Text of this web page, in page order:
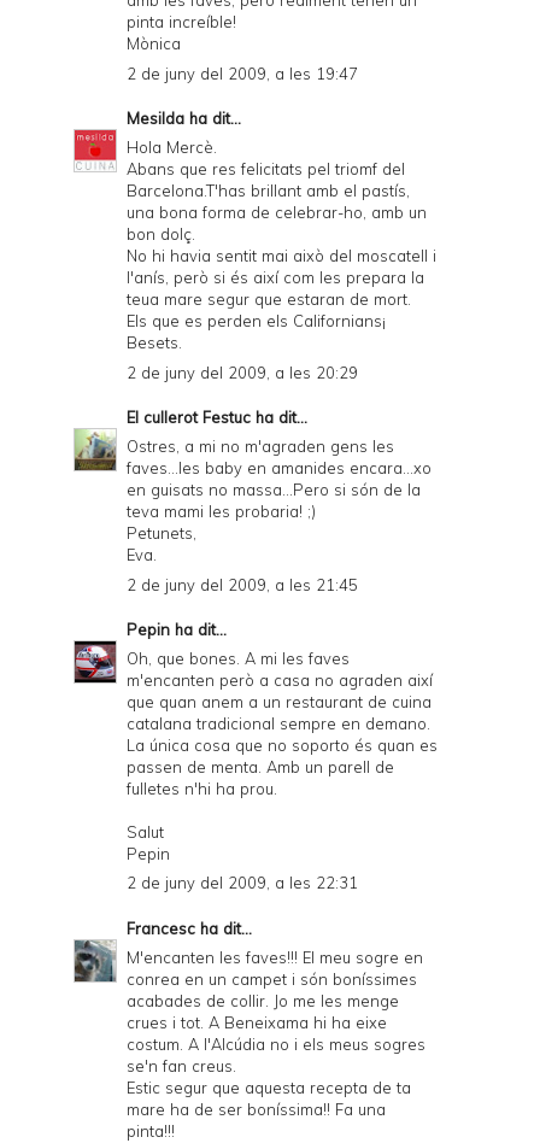
pinta increíble!
Mònica
2 de juny del 2009, a les 19:47
Mesilda ha dit...
Hola Mercè.
Abans que res felicitats pel triomf del
Barcelona.T'has brillant amb el pastís,
una bona forma de celebrar-ho, amb un
bon dolç.
No hi havia sentit mai això del moscatell i
l'anís, però si és així com les prepara la
teua mare segur que estaran de mort.
Els que es perden els Californians¡
Besets.
2 de juny del 2009, a les 20:29
El cullerot Festuc ha dit...
Ostres, a mi no m'agraden gens les
faves...les baby en amanides encara...xo
en guisats no massa...Pero si són de la
teva mami les probaria! ;)
Petunets,
Eva.
2 de juny del 2009, a les 21:45
Pepin ha dit...
Oh, que bones. A mi les faves
m'encanten però a casa no agraden així
que quan anem a un restaurant de cuina
catalana tradicional sempre en demano.
La única cosa que no soporto és quan es
passen de menta. Amb un parell de
fulletes n'hi ha prou.
Salut
Pepin
2 de juny del 2009, a les 22:31
Francesc ha dit...
M'encanten les faves!!! El meu sogre en
conrea en un campet i són boníssimes
acabades de collir. Jo me les menge
crues i tot. A Beneixama hi ha eixe
costum. A l'Alcúdia no i els meus sogres
se'n fan creus.
Estic segur que aquesta recepta de ta
mare ha de ser boníssima!! Fa una
pinta!!!